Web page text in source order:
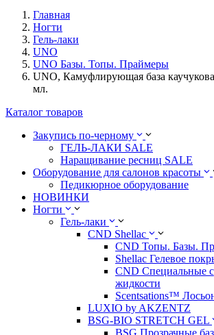
Главная
Ногти
Гель-лаки
UNO
UNO Базы. Топы. Праймеры
UNO, Камуфлирующая база
мл.
Каталог товаров
Закупись по-черному
ГЕЛЬ-ЛАКИ SALE
Наращивание ресниц SALE
Оборудование для салонов красоты
Педикюрное оборудование
НОВИНКИ
Ногти
Гель-лаки
CND Shellac
CND Топы. Базы.
Shellac Гелевое
CND Специальные
жидкости
Scentsations™
LUXIO by AKZENTZ
BSG-BIO STRETCH GEL
BSG Прозрачные